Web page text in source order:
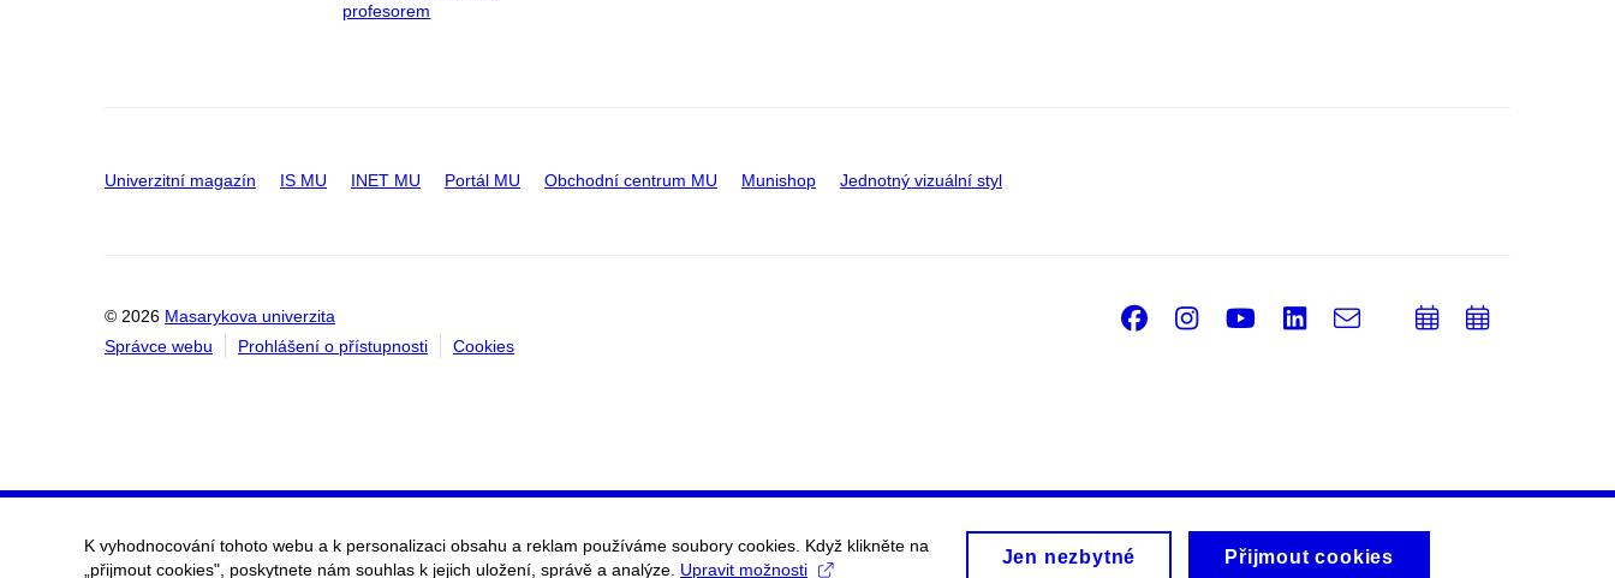
profesorem
Univerzitní magazín IS MU INET MU Portál MU Obchodní centrum MU Munishop Jednotný vizuální styl
© 2026 Masarykova univerzita
Správce webu
Prohlášení o přístupnosti Cookies
Facebook
Instagram
Youtube
LinkedIn
e-
PřidatPřidat
K vyhodnocování tohoto webu a k personalizaci obsahu a reklam používáme soubory cookies. Když klikněte na
„přijmout cookies", poskytnete nám souhlas k jejich uložení, správě a analýze. Upravit možnosti
Jen nezbytné Přijmout cookies